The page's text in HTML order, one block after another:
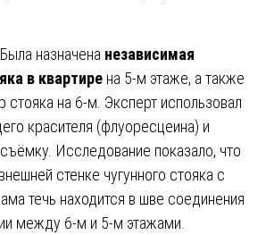
Была назначена независимая
в квартире на 5-м этаже, а также
стояка на 6-м. Эксперт использовал
красителя (флуоресцеина) и
Исследование показало, что
стенке чугунного стояка с
течь находится в шве соединения
между 6-м и 5-м этажами.